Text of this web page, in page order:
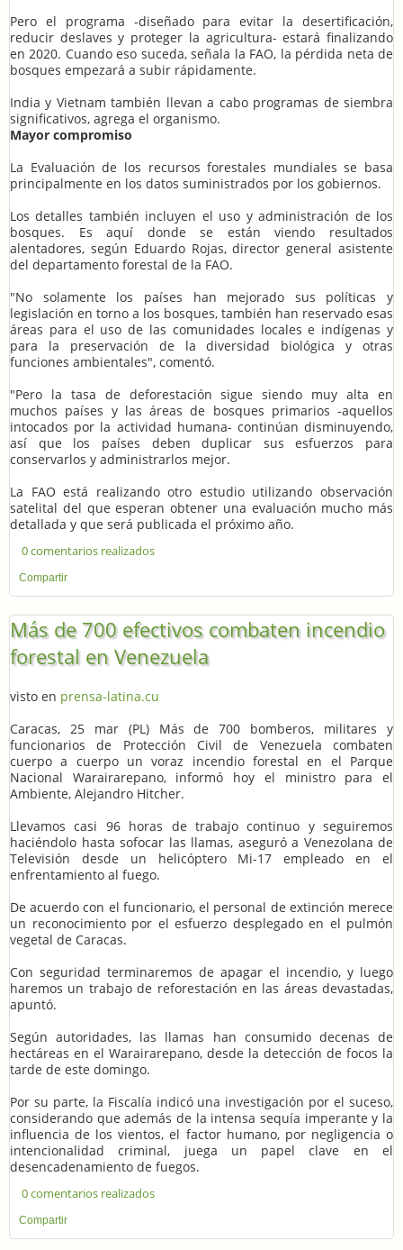
Pero el programa -diseñado para evitar la desertificación,
reducir deslaves y proteger la agricultura- estará finalizando
en 2020. Cuando eso suceda, señala la FAO, la pérdida neta de
bosques empezará a subir rápidamente.
India y Vietnam también llevan a cabo programas de siembra
significativos, agrega el organismo.
Mayor compromiso
La Evaluación de los recursos forestales mundiales se basa
principalmente en los datos suministrados por los gobiernos.
Los detalles también incluyen el uso y administración de los
bosques. Es aquí donde se están viendo resultados
alentadores, según Eduardo Rojas, director general asistente
del departamento forestal de la FAO.
"No solamente los países han mejorado sus políticas y
legislación en torno a los bosques, también han reservado esas
áreas para el uso de las comunidades locales e indígenas y
para la preservación de la diversidad biológica y otras
funciones ambientales", comentó.
"Pero la tasa de deforestación sigue siendo muy alta en
muchos países y las áreas de bosques primarios -aquellos
intocados por la actividad humana- continúan disminuyendo,
así que los países deben duplicar sus esfuerzos para
conservarlos y administrarlos mejor.
La FAO está realizando otro estudio utilizando observación
satelital del que esperan obtener una evaluación mucho más
detallada y que será publicada el próximo año.
0 comentarios realizados
Compartir
Más de 700 efectivos combaten incendio
forestal en Venezuela
visto en prensa-latina.cu
Caracas, 25 mar (PL) Más de 700 bomberos, militares y
funcionarios de Protección Civil de Venezuela combaten
cuerpo a cuerpo un voraz incendio forestal en el Parque
Nacional Warairarepano, informó hoy el ministro para el
Ambiente, Alejandro Hitcher.
Llevamos casi 96 horas de trabajo continuo y seguiremos
haciéndolo hasta sofocar las llamas, aseguró a Venezolana de
Televisión desde un helicóptero Mi-17 empleado en el
enfrentamiento al fuego.
De acuerdo con el funcionario, el personal de extinción merece
un reconocimiento por el esfuerzo desplegado en el pulmón
vegetal de Caracas.
Con seguridad terminaremos de apagar el incendio, y luego
haremos un trabajo de reforestación en las áreas devastadas,
apuntó.
Según autoridades, las llamas han consumido decenas de
hectáreas en el Warairarepano, desde la detección de focos la
tarde de este domingo.
Por su parte, la Fiscalía indicó una investigación por el suceso,
considerando que además de la intensa sequía imperante y la
influencia de los vientos, el factor humano, por negligencia o
intencionalidad criminal, juega un papel clave en el
desencadenamiento de fuegos.
0 comentarios realizados
Compartir